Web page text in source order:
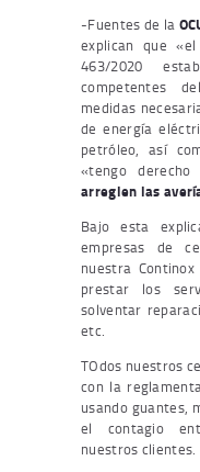
-Fuentes de la
explican que «el
463/2020
competentes
medidas
de energía
petróleo, así
«tengo
arreglen las
Bajo esta
empresas de
nuestra
prestar los
solventar
etc.
TOdos nuestros
con la
usando guantes,
el contagio
nuestros clientes.